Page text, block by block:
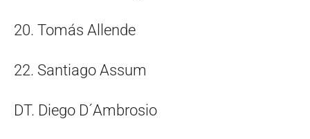
20. Tomás Allende
22. Santiago Assum
DT. Diego D´Ambrosio